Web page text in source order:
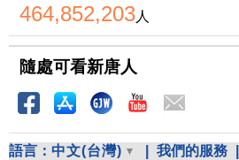
464,852,203人
隨處可看新唐人
語言： 中文(台灣) 我們的服務